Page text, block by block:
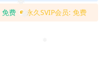
❅
❅
免费 永久SVIP会员: 免费